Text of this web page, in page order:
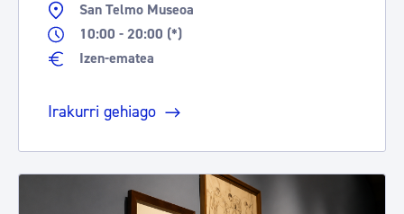
San Telmo Museoa
10:00 - 20:00 (*)
Izen-ematea
Irakurri gehiago